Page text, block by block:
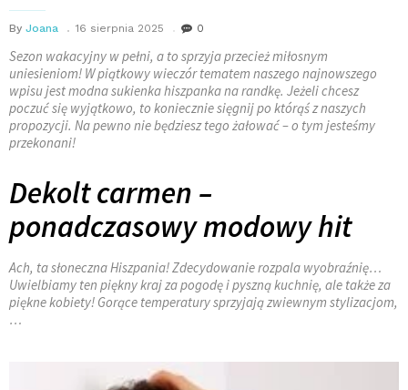
By Joana 16 sierpnia 2025 0
Sezon wakacyjny w pełni, a to sprzyja przecież miłosnym
uniesieniom! W piątkowy wieczór tematem naszego najnowszego
wpisu jest modna sukienka hiszpanka na randkę. Jeżeli chcesz
poczuć się wyjątkowo, to koniecznie sięgnij po którąś z naszych
propozycji. Na pewno nie będziesz tego żałować – o tym jesteśmy
przekonani!
Dekolt carmen –
ponadczasowy modowy hit
Ach, ta słoneczna Hiszpania! Zdecydowanie rozpala wyobraźnię…
Uwielbiamy ten piękny kraj za pogodę i pyszną kuchnię, ale także za
piękne kobiety! Gorące temperatury sprzyjają zwiewnym stylizacjom,
…